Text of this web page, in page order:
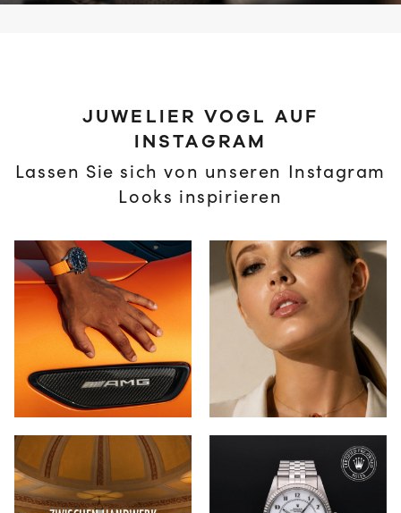
JUWELIER VOGL AUF
INSTAGRAM
Lassen Sie sich von unseren Instagram
Looks inspirieren